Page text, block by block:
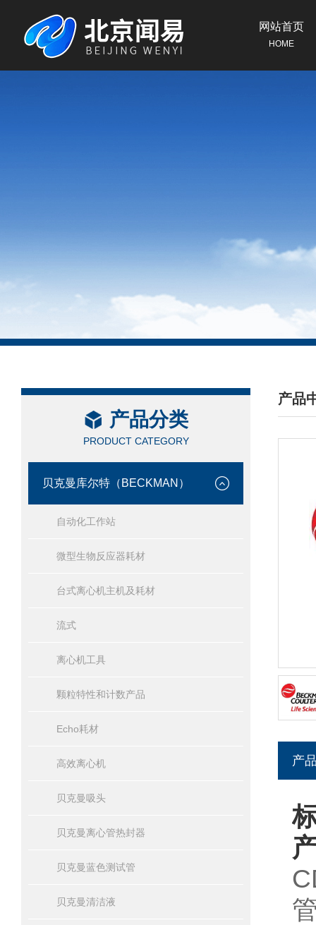
网站首页
HOME
产品分类
PRODUCT CATEGORY
贝克曼库尔特（BECKMAN）
自动化工作站
微型生物反应器耗材
台式离心机主机及耗材
流式
离心机工具
颗粒特性和计数产品
Echo耗材
高效离心机
贝克曼吸头
贝克曼离心管热封器
贝克曼蓝色测试管
贝克曼清洁液
产品
/
产